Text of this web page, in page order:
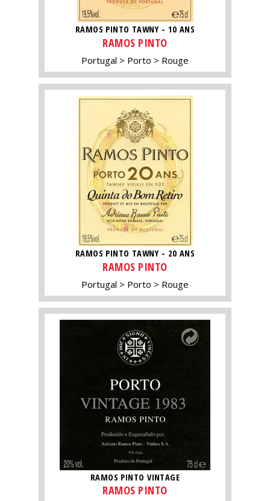
RAMOS PINTO TAWNY - 10 ANS
RAMOS PINTO
Portugal Porto Rouge
RAMOS PINTO TAWNY - 20 ANS
RAMOS PINTO
Portugal Porto Rouge
RAMOS PINTO VINTAGE
RAMOS PINTO